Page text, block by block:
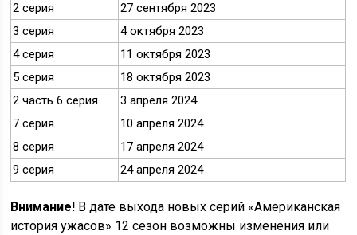
2 серия
27 сентября 2023
3 серия
4 октября 2023
4 серия
11 октября 2023
5 серия
18 октября 2023
2 часть 6 серия
3 апреля 2024
7 серия
10 апреля 2024
8 серия
17 апреля 2024
9 серия
24 апреля 2024
Внимание! В дате выхода новых серий «Американская
история ужасов» 12 сезон возможны изменения или